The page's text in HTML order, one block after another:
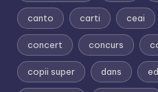
canto carti ceai
concert concurs
copii super dans